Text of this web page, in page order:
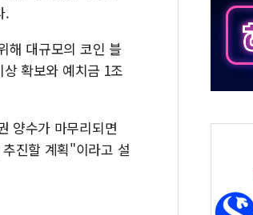
준공업지역 용적률 400% 적용하니…재건
.
해 대규모의 코인 블
확보와 예치금 1조
양수가 마무리되면
진할 계획"이라고 설